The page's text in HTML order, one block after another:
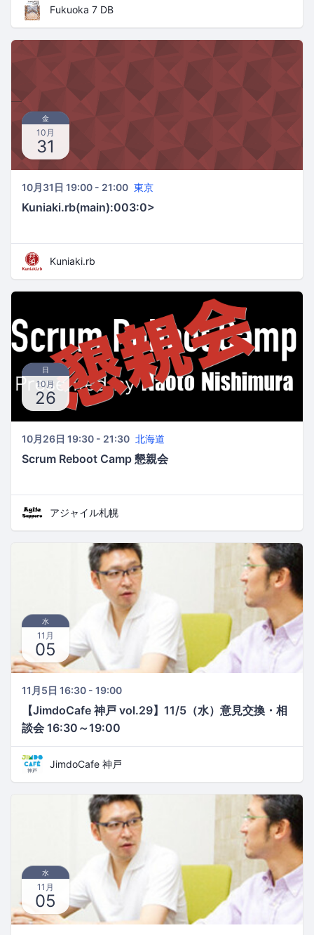
Fukuoka 7 DB
金
10月
31
10月31日 19:00 - 21:00 東京
Kuniaki.rb(main):003:0>
Kuniaki.rb
日
10月
26
10月26日 19:30 - 21:30 北海道
Scrum Reboot Camp 懇親会
アジャイル札幌
水
11月
05
11月5日 16:30 - 19:00
【JimdoCafe 神戸 vol.29】11/5（水）意見交換・相
談会 16:30～19:00
JimdoCafe 神戸
水
11月
05